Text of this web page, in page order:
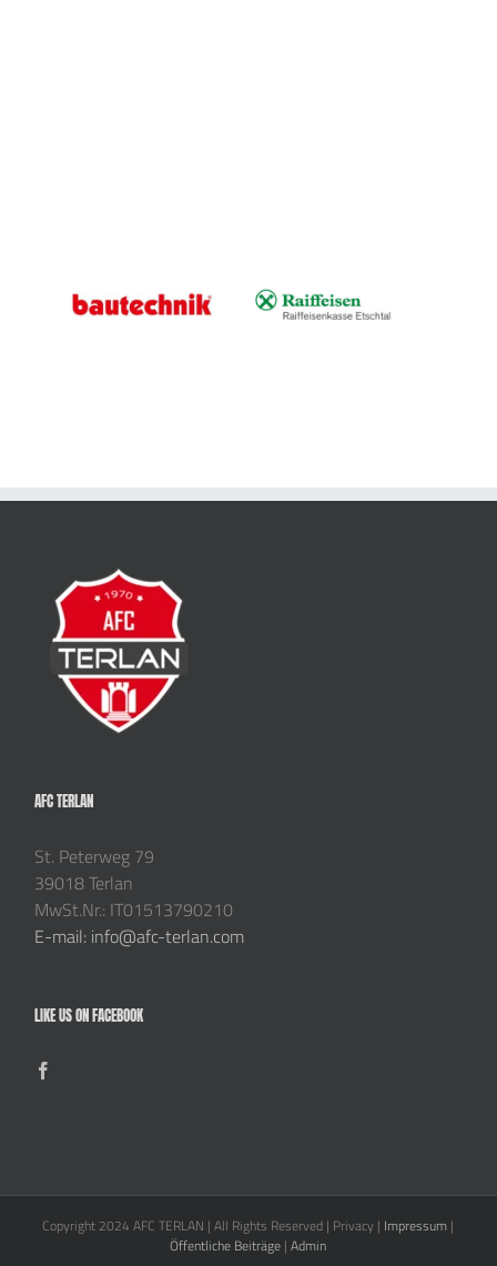
AFC TERLAN
St. Peterweg 79
39018 Terlan
MwSt.Nr.: IT01513790210
E-mail: info@afc-terlan.com
LIKE US ON FACEBOOK
Copyright 2024 AFC TERLAN | All Rights Reserved | Privacy | Impressum |
Öffentliche Beiträge |Admin